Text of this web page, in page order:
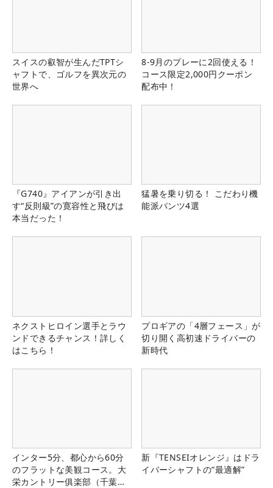
スイスの叡智が生んだTPTシ
ャフトで、ゴルフを異次元の
世界へ
8-9月のプレーに2回使える！
コース限定2,000円クーポン
配布中！
『G740』アイアンが引き出
す“反則級”の寛容性と飛びは
本当だった！
猛暑を乗り切る！ こだわり機
能派パンツ4選
ネクストヒロイン選手とラウ
ンドできるチャンス！詳しく
はこちら！
プロギアの「4層フェース」が
切り開く高初速ドライバーの
新時代
インター5分、都心から60分
のフラットな美観コース。大
栄カントリー俱楽部（千葉
新『TENSEIオレンジ』はドラ
イバーシャフトの“最適解”